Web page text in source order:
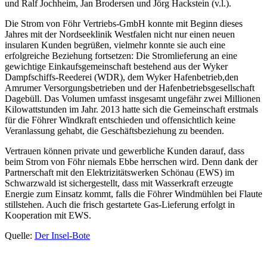
und Ralf Jochheim, Jan Brodersen und Jörg Hackstein (v.l.).
Die Strom von Föhr Vertriebs-GmbH konnte mit Beginn dieses
Jahres mit der Nordseeklinik Westfalen nicht nur einen neuen
insularen Kunden begrüßen, vielmehr konnte sie auch eine
erfolgreiche Beziehung fortsetzen: Die Stromlieferung an eine
gewichtige Einkaufsgemeinschaft bestehend aus der Wyker
Dampfschiffs-Reederei (WDR), dem Wyker Hafenbetrieb,den
Amrumer Versorgungsbetrieben und der Hafenbetriebsgesellschaft
Dagebüll. Das Volumen umfasst insgesamt ungefähr zwei Millionen
Kilowattstunden im Jahr. 2013 hatte sich die Gemeinschaft erstmals
für die Föhrer Windkraft entschieden und offensichtlich keine
Veranlassung gehabt, die Geschäftsbeziehung zu beenden.
Vertrauen können private und gewerbliche Kunden darauf, dass
beim Strom von Föhr niemals Ebbe herrschen wird. Denn dank der
Partnerschaft mit den Elektrizitätswerken Schönau (EWS) im
Schwarzwald ist sichergestellt, dass mit Wasserkraft erzeugte
Energie zum Einsatz kommt, falls die Föhrer Windmühlen bei Flaute
stillstehen. Auch die frisch gestartete Gas-Lieferung erfolgt in
Kooperation mit EWS.
Quelle: Der Insel-Bote